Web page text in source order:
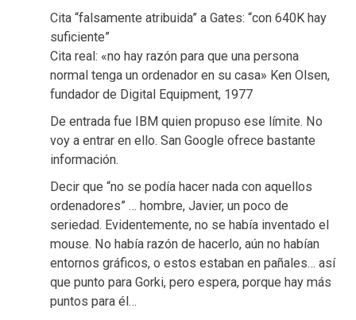
Cita “falsamente atribuida” a Gates: “con 640K hay
suficiente”
Cita real: «no hay razón para que una persona
normal tenga un ordenador en su casa» Ken Olsen,
fundador de Digital Equipment, 1977
De entrada fue IBM quien propuso ese límite. No
voy a entrar en ello. San Google ofrece bastante
información.
Decir que “no se podía hacer nada con aquellos
ordenadores” … hombre, Javier, un poco de
seriedad. Evidentemente, no se había inventado el
mouse. No había razón de hacerlo, aún no habían
entornos gráficos, o estos estaban en pañales… así
que punto para Gorki, pero espera, porque hay más
puntos para él…